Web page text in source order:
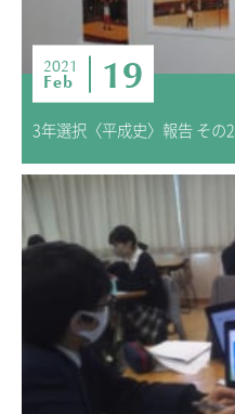
2021
Feb 19
3年選択〈平成史〉報告 その2